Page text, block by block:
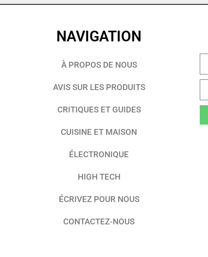
NAVIGATION
À PROPOS DE NOUS
AVIS SUR LES PRODUITS
CRITIQUES ET GUIDES
CUISINE ET MAISON
ÉLECTRONIQUE
HIGH TECH
ÉCRIVEZ POUR NOUS
CONTACTEZ-NOUS